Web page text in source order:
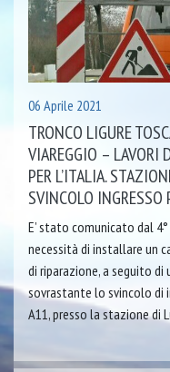
06 Aprile 2021
TRONCO LIGURE
VIAREGGIO – LAVORI
PER L’ITALIA.
SVINCOLO INGRESSO
E’ stato comunicato dal
necessità di installare un
di riparazione, a seguito
sovrastante lo svincolo di
A11, presso la stazione di